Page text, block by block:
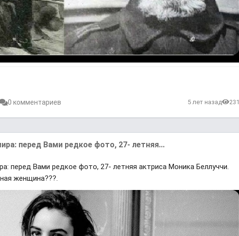
0 комментариев 5 лет назад 231
перед Вами редкое фото, 27- летняя...
перед Вами редкое фото, 27- летняя актриса Моника Беллуччи.
женщина???.